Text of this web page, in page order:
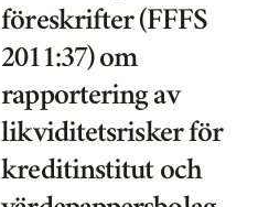
föreskrifter (FFFS
2011:37) om
rapportering av
likviditetsrisker för
kreditinstitut och